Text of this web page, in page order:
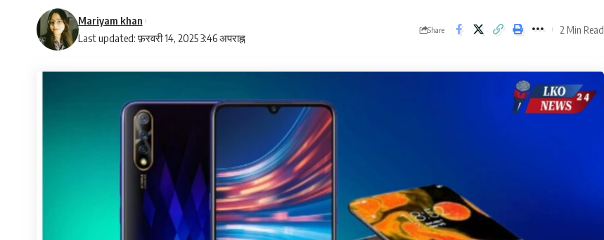
Last updated: फ़रवरी 14, 2025 3:46 अपराह्न
Mariyam khan
Share 2 Min Read